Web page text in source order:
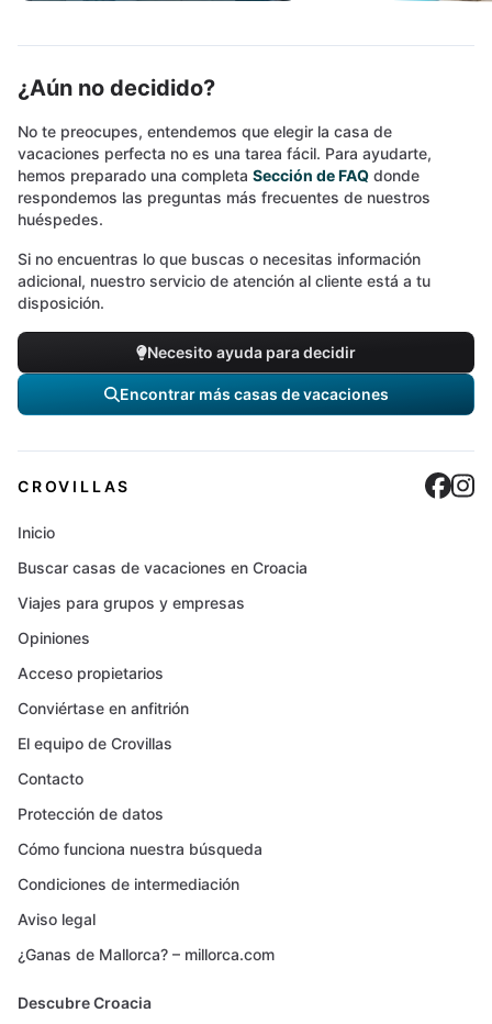
¿Aún no decidido?
No te preocupes, entendemos que elegir la casa de
vacaciones perfecta no es una tarea fácil. Para ayudarte,
hemos preparado una completa Sección de FAQ donde
respondemos las preguntas más frecuentes de nuestros
huéspedes.
Si no encuentras lo que buscas o necesitas información
adicional, nuestro servicio de atención al cliente está a tu
disposición.
Necesito ayuda para decidir
Encontrar más casas de vacaciones
CROVILLAS
Inicio
Buscar casas de vacaciones en Croacia
Viajes para grupos y empresas
Opiniones
Acceso propietarios
Conviértase en anfitrión
El equipo de Crovillas
Contacto
Protección de datos
Cómo funciona nuestra búsqueda
Condiciones de intermediación
Aviso legal
¿Ganas de Mallorca? – millorca.com
Descubre Croacia